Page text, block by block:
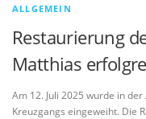
ALLGEMEIN
Restaurierung
Matthias
Am 12. Juli 2025 wurde in
Kreuzgangs eingeweiht. Die